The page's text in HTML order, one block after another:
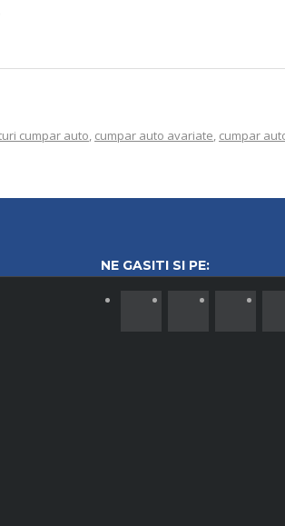
cumpar auto, cumpar auto avariate, cumpar
NE GASITI SI PE: